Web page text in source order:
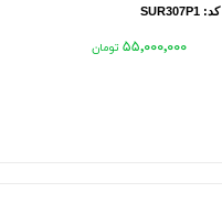
کد: SUR307P1
۵۵٬۰۰۰٬۰۰۰